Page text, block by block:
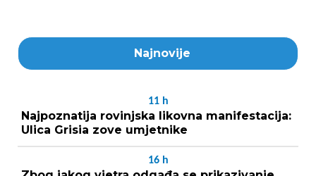
Najnovije
11 h
Najpoznatija rovinjska likovna manifestacija:
Ulica Grisia zove umjetnike
16 h